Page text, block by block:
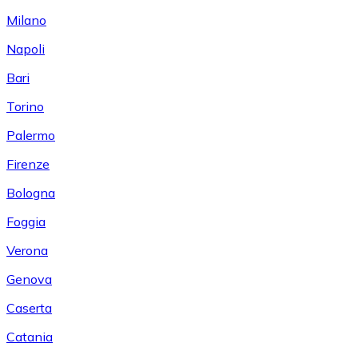
Milano
Napoli
Bari
Torino
Palermo
Firenze
Bologna
Foggia
Verona
Genova
Caserta
Catania